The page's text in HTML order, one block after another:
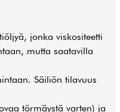
jonka viskositeetti
mutta saatavilla
Säiliön tilavuus
törmäystä varten) ja